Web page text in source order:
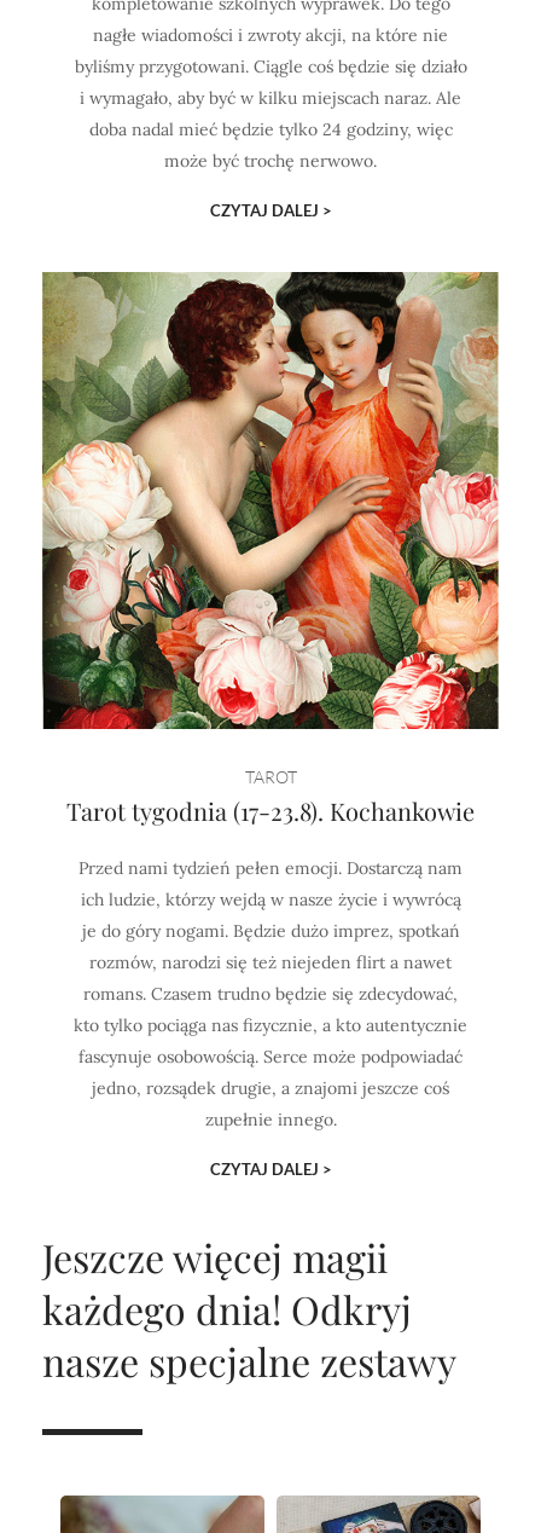
nagłe wiadomości i zwroty akcji, na które nie
byliśmy przygotowani. Ciągle coś będzie się działo
i wymagało, aby być w kilku miejscach naraz. Ale
doba nadal mieć będzie tylko 24 godziny, więc
może być trochę nerwowo.
CZYTAJ DALEJ >
TAROT
Tarot tygodnia (17-23.8). Kochankowie
Przed nami tydzień pełen emocji. Dostarczą nam
ich ludzie, którzy wejdą w nasze życie i wywrócą
je do góry nogami. Będzie dużo imprez, spotkań
rozmów, narodzi się też niejeden flirt a nawet
romans. Czasem trudno będzie się zdecydować,
kto tylko pociąga nas fizycznie, a kto autentycznie
fascynuje osobowością. Serce może podpowiadać
jedno, rozsądek drugie, a znajomi jeszcze coś
zupełnie innego.
CZYTAJ DALEJ >
Jeszcze więcej magii
każdego dnia! Odkryj
nasze specjalne zestawy